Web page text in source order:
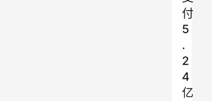
付
5
.
2
4
亿